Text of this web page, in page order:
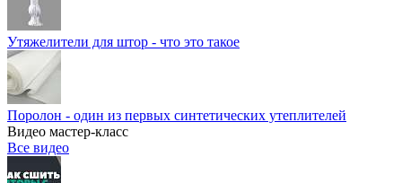
Утяжелители для штор - что это такое
Поролон - один из первых синтетических утеплителей
Видео мастер-класс
Все видео